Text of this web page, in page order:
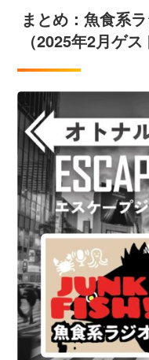
まとめ：魚食系
（2025年2月ゲス